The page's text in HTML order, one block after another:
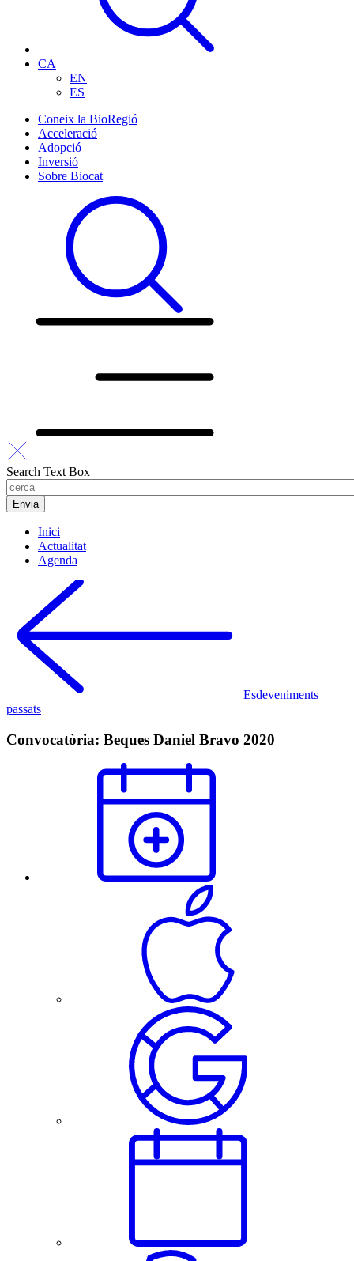
CA
EN
ES
Coneix la BioRegió
Acceleració
Adopció
Inversió
Sobre Biocat
Search Text Box
Inici
Actualitat
Agenda
Esdeveniments
passats
Convocatòria: Beques Daniel Bravo 2020